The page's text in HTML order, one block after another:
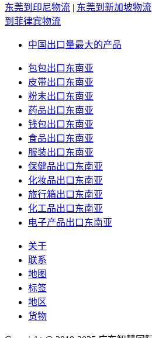
东莞到印尼物流 | 东莞到新加坡物流
到菲律宾物流
中国出口量最大的产品
包包出口东南亚
皮带出口东南亚
粉末出口东南亚
药品出口东南亚
钱包出口东南亚
食品出口东南亚
服装出口东南亚
保健品出口东南亚
化妆品出口东南亚
旅行箱出口东南亚
化工品出口东南亚
电子产品出口东南亚
关于
联系
地图
标签
地区
货物